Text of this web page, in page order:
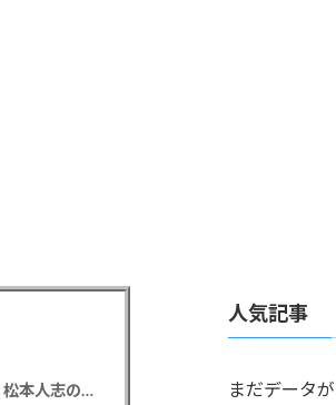
中居正広氏 「ひそかに被災地支援」か？ 2016年の熊本地震直後には現地で炊き出し 親友・松本人志の闘病に心を痛め、頻繁に連絡も
人気記事
まだデータ